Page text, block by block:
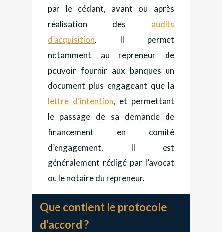
par le cédant, avant ou après
réalisation des audits
d’acquisition. Il permet
notamment au repreneur de
pouvoir fournir aux banques un
document plus engageant que la
lettre d’intention, et permettant
le passage de sa demande de
financement en comité
d’engagement. Il est
généralement rédigé par l’avocat
ou le notaire du repreneur.
Que contient le protocole
d’accord ?